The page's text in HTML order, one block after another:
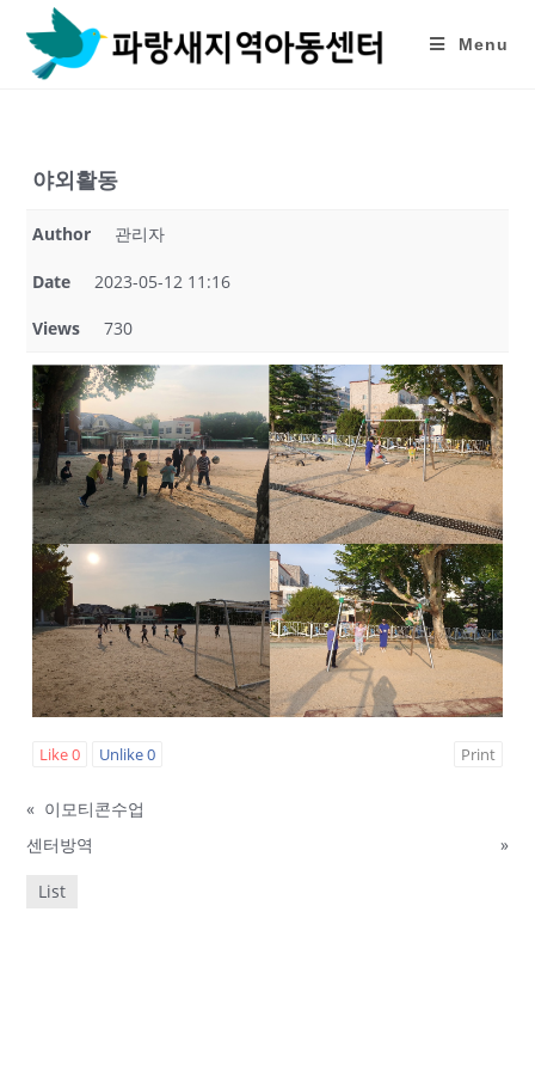
content
Menu
야외활동
Author 관리자
Date 2023-05-12 11:16
Views 730
Like0 Unlike0 Print
« 이모티콘수업
센터방역
»
List